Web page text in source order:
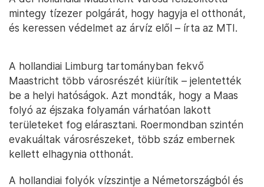
mintegy tízezer polgárát, hogy hagyja el otthonát,
és keressen védelmet az árvíz elől – írta az MTI.
A hollandiai Limburg tartományban fekvő
Maastricht több városrészét kiürítik – jelentették
be a helyi hatóságok. Azt mondták, hogy a Maas
folyó az éjszaka folyamán várhatóan lakott
területeket fog elárasztani. Roermondban szintén
evakuáltak városrészeket, több száz embernek
kellett elhagynia otthonát.
A hollandiai folyók vízszintje a Németországból és